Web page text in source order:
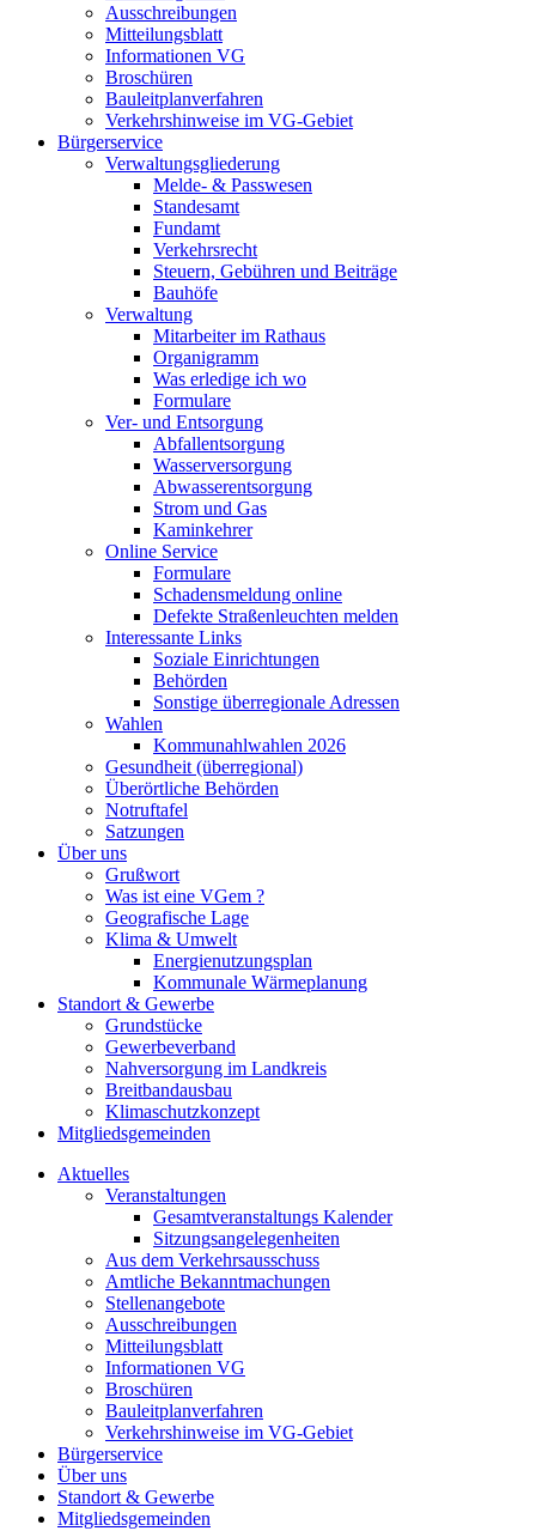
Ausschreibungen
Mitteilungsblatt
Informationen VG
Broschüren
Bauleitplanverfahren
Verkehrshinweise im VG-Gebiet
Bürgerservice
Verwaltungsgliederung
Melde- & Passwesen
Standesamt
Fundamt
Verkehrsrecht
Steuern, Gebühren und Beiträge
Bauhöfe
Verwaltung
Mitarbeiter im Rathaus
Organigramm
Was erledige ich wo
Formulare
Ver- und Entsorgung
Abfallentsorgung
Wasserversorgung
Abwasserentsorgung
Strom und Gas
Kaminkehrer
Online Service
Formulare
Schadensmeldung online
Defekte Straßenleuchten melden
Interessante Links
Soziale Einrichtungen
Behörden
Sonstige überregionale Adressen
Wahlen
Kommunahlwahlen 2026
Gesundheit (überregional)
Überörtliche Behörden
Notruftafel
Satzungen
Über uns
Grußwort
Was ist eine VGem ?
Geografische Lage
Klima & Umwelt
Energienutzungsplan
Kommunale Wärmeplanung
Standort & Gewerbe
Grundstücke
Gewerbeverband
Nahversorgung im Landkreis
Breitbandausbau
Klimaschutzkonzept
Mitgliedsgemeinden
Aktuelles
Veranstaltungen
Gesamtveranstaltungs Kalender
Sitzungsangelegenheiten
Aus dem Verkehrsausschuss
Amtliche Bekanntmachungen
Stellenangebote
Ausschreibungen
Mitteilungsblatt
Informationen VG
Broschüren
Bauleitplanverfahren
Verkehrshinweise im VG-Gebiet
Bürgerservice
Über uns
Standort & Gewerbe
Mitgliedsgemeinden